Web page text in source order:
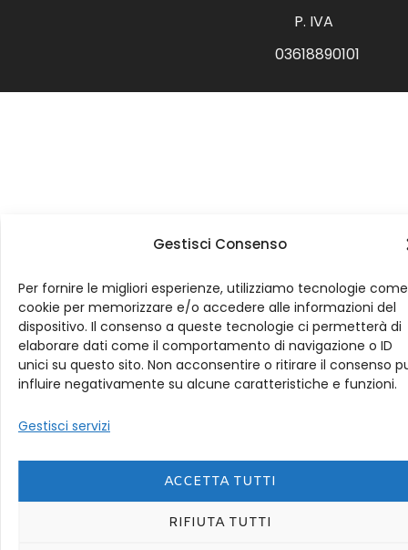
Gestisci Consenso
Per fornire le migliori esperienze, utilizziamo tecnologie
cookie per memorizzare e/o accedere alle informazioni del
dispositivo. Il consenso a queste tecnologie ci permetterà di
elaborare dati come il comportamento di navigazione o ID
unici su questo sito. Non acconsentire o ritirare il consenso
influire negativamente su alcune caratteristiche e funzioni.
Gestisci servizi
ACCETTA TUTTI
RIFIUTA TUTTI
P. IVA
03618890101